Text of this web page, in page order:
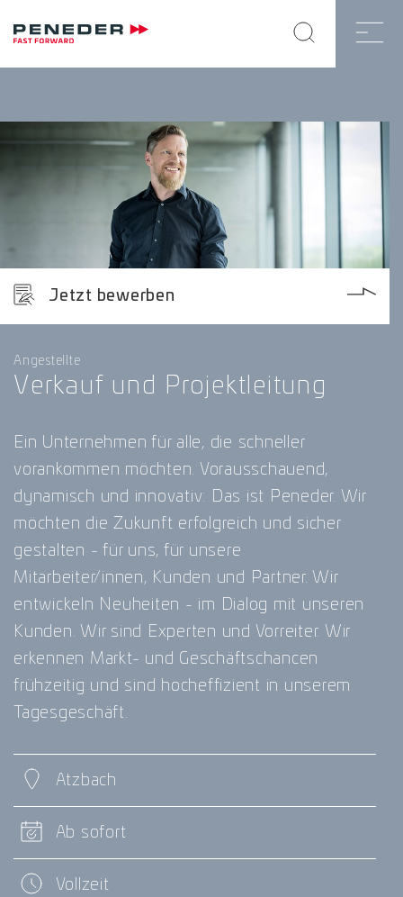
Jetzt bewerben
Angestellte
Verkauf und Projektleitung
Ein Unternehmen für alle, die schneller
vorankommen möchten. Vorausschauend,
dynamisch und innovativ: Das ist Peneder. Wir
möchten die Zukunft erfolgreich und sicher
gestalten - für uns, für unsere
Mitarbeiter/innen, Kunden und Partner. Wir
entwickeln Neuheiten - im Dialog mit unseren
Kunden. Wir sind Experten und Vorreiter. Wir
erkennen Markt- und Geschäftschancen
frühzeitig und sind hocheffizient in unserem
Tagesgeschäft.
Atzbach
Ab sofort
Vollzeit